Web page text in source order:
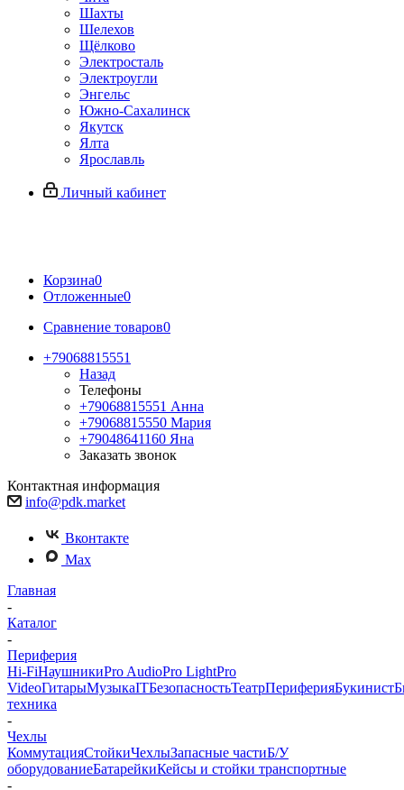
Шахты
Шелехов
Щёлково
Электросталь
Электроугли
Энгельс
Южно-Сахалинск
Якутск
Ялта
Ярославль
Личный кабинет
Корзина0
Отложенные0
Сравнение товаров0
+79068815551
Назад
Телефоны
+79068815551 Анна
+79068815550 Мария
+79048641160 Яна
Заказать звонок
Контактная информация
info@pdk.market
Вконтакте
Max
Главная
-
Каталог
-
Периферия
Hi-FiНаушникиPro AudioPro LightPro
VideoГитарыМузыкаITБезопасностьТеатрПериферияБукинист
техника
-
Чехлы
КоммутацияСтойкиЧехлыЗапасные частиБ/У
оборудованиеБатарейкиКейсы и стойки транспортные
-